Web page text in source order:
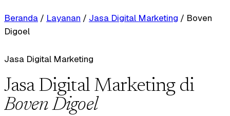
Beranda / Layanan / Jasa Digital Marketing / Boven
Digoel
Jasa Digital Marketing
Jasa Digital Marketing di
Boven Digoel